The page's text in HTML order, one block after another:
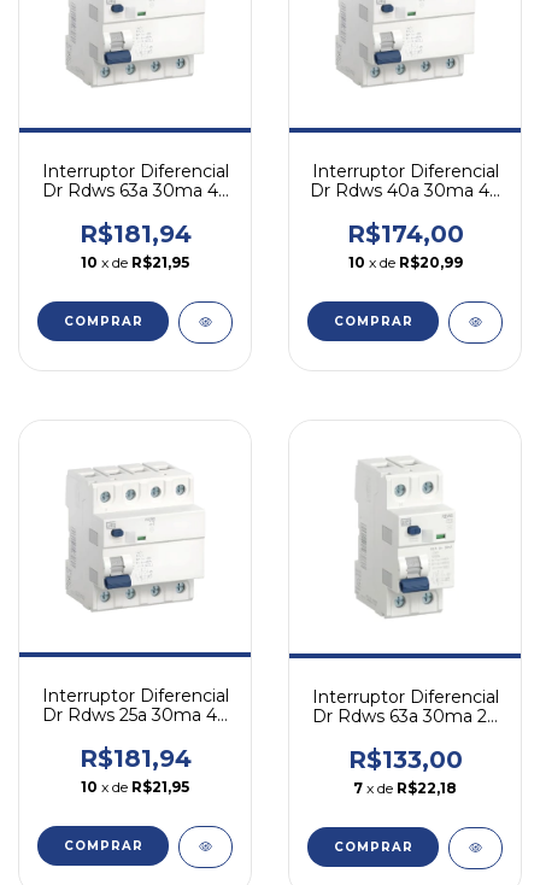
Interruptor Diferencial
Dr Rdws 63a 30ma 4p
R$181,94
10 x de R$21,95
COMPRAR
Interruptor Diferencial
Dr Rdws 40a 30ma 4p
R$174,00
10 x de R$20,99
COMPRAR
Interruptor Diferencial
Dr Rdws 25a 30ma 4p
R$181,94
10 x de R$21,95
COMPRAR
Interruptor Diferencial
Dr Rdws 63a 30ma 2p
R$133,00
7 x de R$22,18
COMPRAR